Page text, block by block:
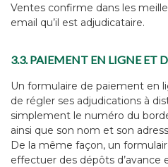
Ventes confirme dans les
email qu’il est adjudicataire.
3.3. PAIEMENT EN LIGNE ET
Un formulaire de paiement en
de régler ses adjudications à
simplement le numéro du
ainsi que son nom et son
De la même façon, un
effectuer des dépôts d’avance